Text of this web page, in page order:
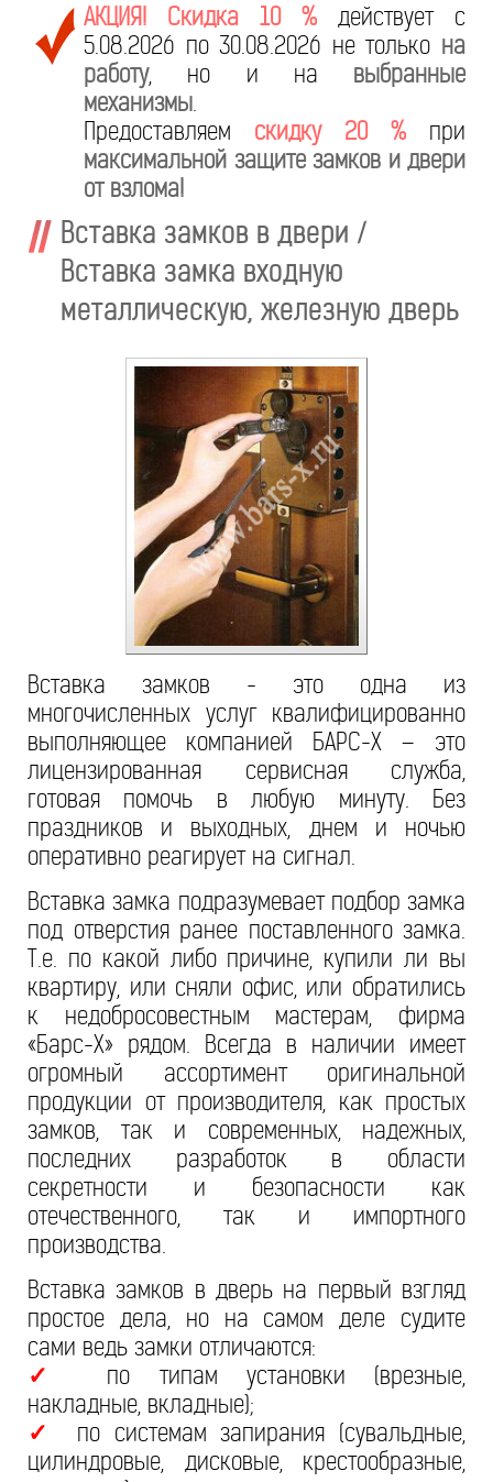
АКЦИЯ! Скидка 10 % действует с
5.08.2026 по 30.08.2026 не только на
работу, но и на выбранные
механизмы.
Предоставляем скидку 20 % при
максимальной защите замков и двери
от взлома!
Вставка замков в двери /
Вставка замка входную
металлическую, железную дверь
Вставка замков - это одна из
многочисленных услуг квалифицированно
выполняющее компанией БАРС-Х – это
лицензированная сервисная служба,
готовая помочь в любую минуту. Без
праздников и выходных, днем и ночью
оперативно реагирует на сигнал.
Вставка замка подразумевает подбор замка
под отверстия ранее поставленного замка.
Т.е. по какой либо причине, купили ли вы
квартиру, или сняли офис, или обратились
к недобросовестным мастерам, фирма
«Барс-Х» рядом. Всегда в наличии имеет
огромный ассортимент оригинальной
продукции от производителя, как простых
замков, так и современных, надежных,
последних разработок в области
секретности и безопасности как
отечественного, так и импортного
производства.
Вставка замков в дверь на первый взгляд
простое дела, но на самом деле судите
сами ведь замки отличаются:
✓
по типам установки (врезные,
накладные, вкладные);
✓
по системам запирания (сувальдные,
цилиндровые, дисковые, крестообразные,